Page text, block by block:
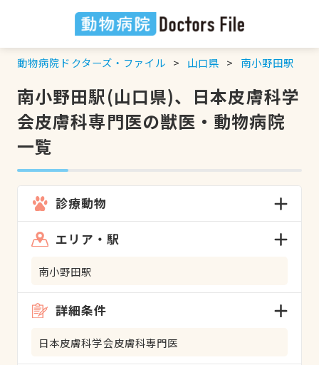
動物病院ドクターズ・ファイル 山口県 南小野田駅
南小野田駅(山口県)、日本皮膚科学
会皮膚科専門医の獣医・動物病院
一覧
診療動物
エリア・駅
南小野田駅
詳細条件
日本皮膚科学会皮膚科専門医